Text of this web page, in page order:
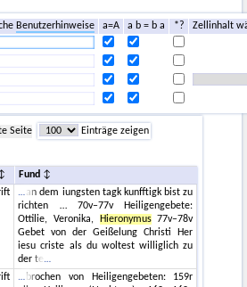
Benutzerhinweise a=A a b = b a *?
Zellinhalt
Seite
Einträge zeigen
Fund
an dem iungsten tagk kunfftigk bist zu
richten … 70v–77v Heiligengebete:
Ottilie, Veronika,
Hieronymus77v–78v
Gebet von der Geißelung Christi Her
iesu criste als du woltest williglich zu
der te
brochen von Heiligengebeten: 159r